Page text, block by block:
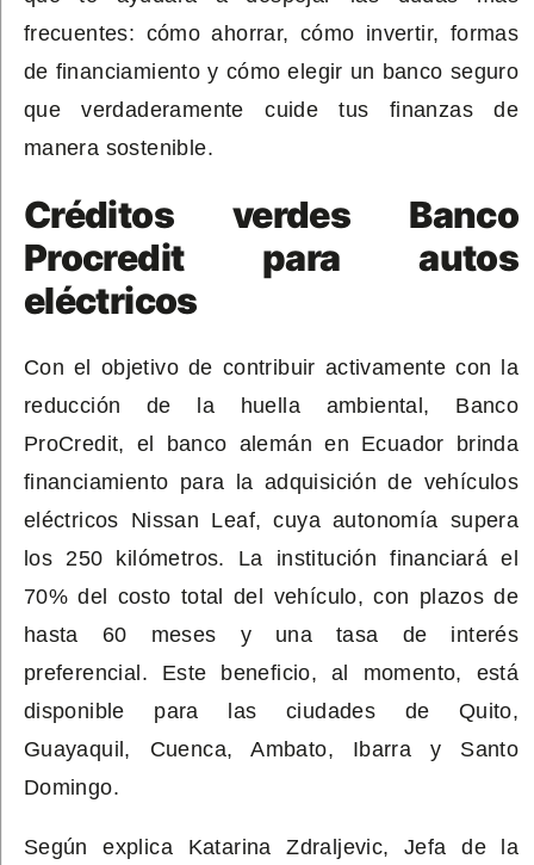
frecuentes: cómo ahorrar, cómo invertir, formas
de financiamiento y cómo elegir un banco seguro
que verdaderamente cuide tus finanzas de
manera sostenible.
Créditos verdes Banco
Procredit para autos
eléctricos
Con el objetivo de contribuir activamente con la
reducción de la huella ambiental, Banco
ProCredit, el banco alemán en Ecuador brinda
financiamiento para la adquisición de vehículos
eléctricos Nissan Leaf, cuya autonomía supera
los 250 kilómetros. La institución financiará el
70% del costo total del vehículo, con plazos de
hasta 60 meses y una tasa de interés
preferencial. Este beneficio, al momento, está
disponible para las ciudades de Quito,
Guayaquil, Cuenca, Ambato, Ibarra y Santo
Domingo.
Según explica Katarina Zdraljevic, Jefa de la